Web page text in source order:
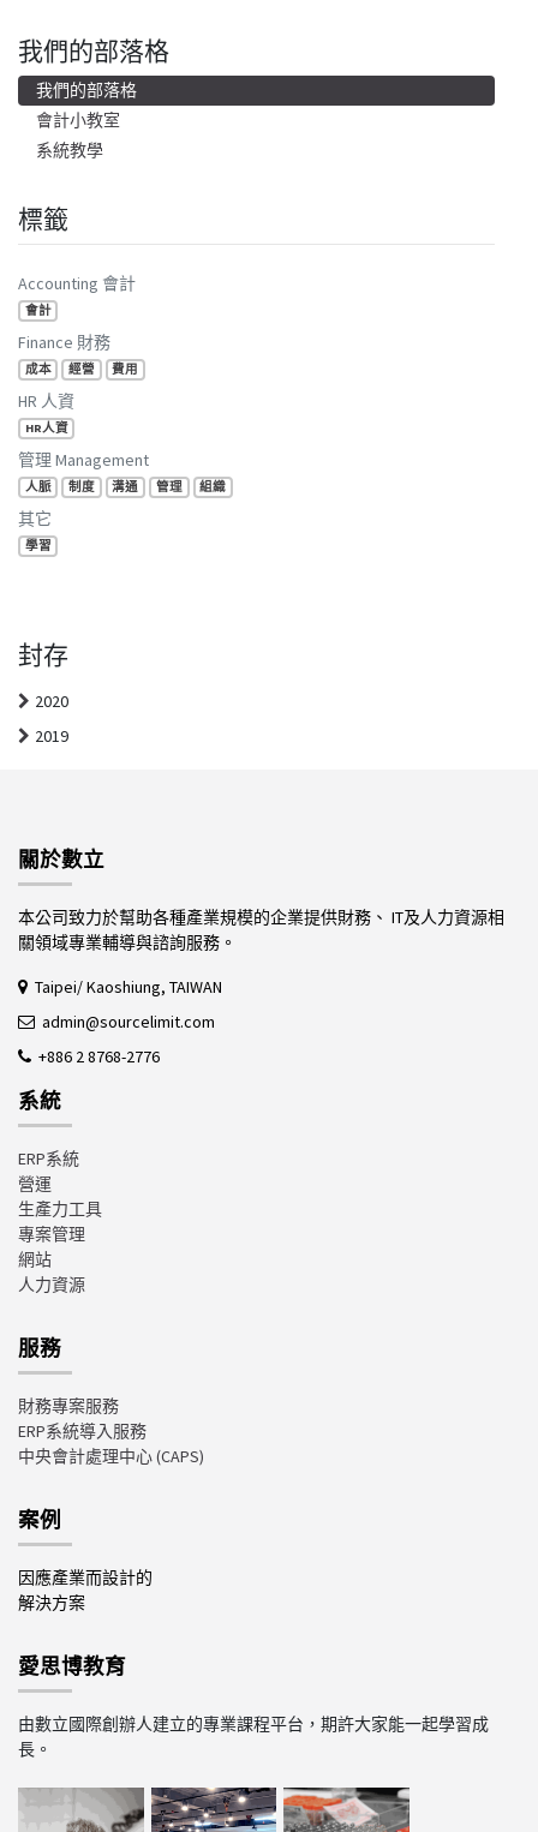
我們的部落格
我們的部落格
會計小教室
系統教學
標籤
Accounting 會計
會計
Finance 財務
成本 經營 費用
HR 人資
HR人資
管理 Management
人脈 制度 溝通 管理 組織
其它
學習
封存
2020
2019
關於數立
本公司致力於幫助各種產業規模的企業提供財務、 IT及人力資源相
關領域專業輔導與諮詢服務。
Taipei/ Kaoshiung, TAIWAN
admin@sourcelimit.com
+886 2 8768-2776
系統
ERP系統
營運
生產力工具
專案管理
網站
人力資源
服務
財務專案服務
ERP系統導入服務
中央會計處理中心(CAPS)
案例
因應產業而設計的
解決方案
愛思博教育
由數立國際創辦人建立的專業課程平台，期許大家能一起學習成
長。